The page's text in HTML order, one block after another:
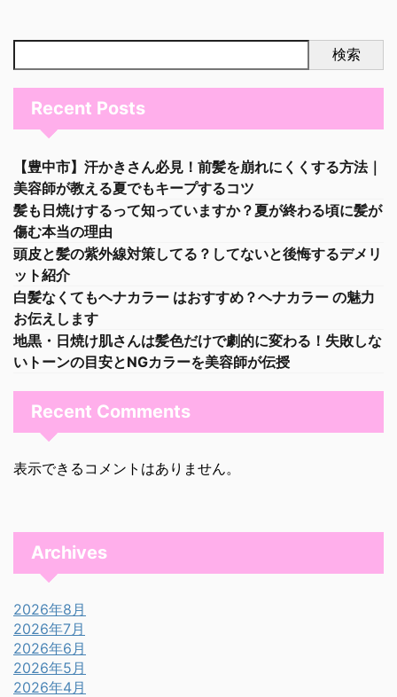
検索
Recent Posts
【豊中市】汗かきさん必見！前髪を崩れにくくする方法｜
美容師が教える夏でもキープするコツ
髪も日焼けするって知っていますか？夏が終わる頃に髪が
傷む本当の理由
頭皮と髪の紫外線対策してる？してないと後悔するデメリ
ット紹介
白髪なくてもヘナカラー はおすすめ？ヘナカラー の魅力
お伝えします
地黒・日焼け肌さんは髪色だけで劇的に変わる！失敗しな
いトーンの目安とNGカラーを美容師が伝授
Recent Comments
表示できるコメントはありません。
Archives
2026年8月
2026年7月
2026年6月
2026年5月
2026年4月